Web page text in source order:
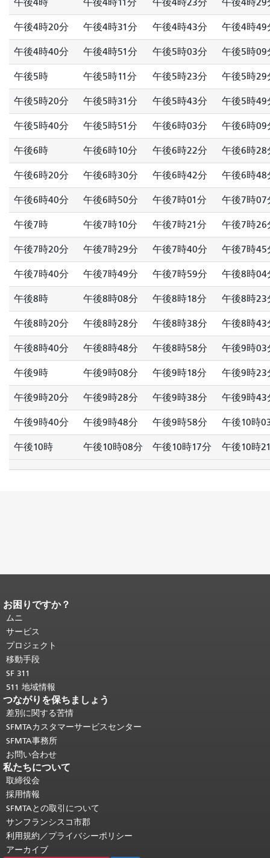
午後4時 午後4時11分 午後4時23分 午後4時29
午後4時20分 午後4時31分 午後4時43分 午後4時49
午後4時40分 午後4時51分 午後5時03分 午後5時09
午後5時 午後5時11分 午後5時23分 午後5時29
午後5時20分 午後5時31分 午後5時43分 午後5時49
午後5時40分 午後5時51分 午後6時03分 午後6時09
午後6時 午後6時10分 午後6時22分 午後6時28
午後6時20分 午後6時30分 午後6時42分 午後6時48
午後6時40分 午後6時50分 午後7時01分 午後7時07
午後7時 午後7時10分 午後7時21分 午後7時26
午後7時20分 午後7時29分 午後7時40分 午後7時45
午後7時40分 午後7時49分 午後7時59分 午後8時04
午後8時 午後8時08分 午後8時18分 午後8時23
午後8時20分 午後8時28分 午後8時38分 午後8時43
午後8時40分 午後8時48分 午後8時58分 午後9時03
午後9時 午後9時08分 午後9時18分 午後9時23
午後9時20分 午後9時28分 午後9時38分 午後9時43
午後9時40分 午後9時48分 午後9時58分 午後10時
午後10時 午後10時08分 午後10時17分 午後10時
ページコンテンツの終わり。
ジの残りの部分はすべてのページで繰
り返されます。
頭に戻る。
お困りですか？
ムニ
サービス
プロジェクト
移動手段
SF 311
511 地域情報
つながりを保ちましょう
差別に関する苦情
SFMTAカスタマーサービスセンター
SFMTA事務所
お問い合わせ
私たちについて
取締役会
採用情報
SFMTAとの取引について
サンフランシスコ市郡
利用規約／プライバシーポリシー
アーカイブ